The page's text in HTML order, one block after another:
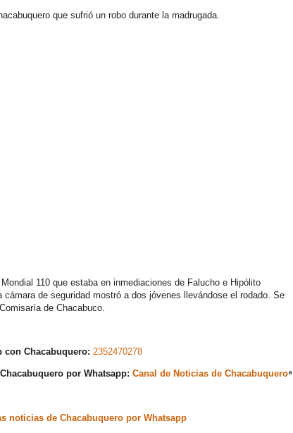
que sufrió un robo durante la madrugada.
Mondial 110 que estaba en inmediaciones de Falucho e Hipólito
cámara de seguridad mostró a dos jóvenes llevándose el rodado. Se
de Chacabuco.
con Chacabuquero: 2352470278
por Whatsapp: Canal de Noticias de Chacabuquero⁸
noticias de Chacabuquero por Whatsapp